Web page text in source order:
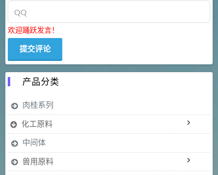
欢迎踊跃发言！
产品分类
肉桂系列
化工原料
中间体
兽用原料